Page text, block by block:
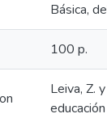
Básica,
100 p.
Leiva, Z.